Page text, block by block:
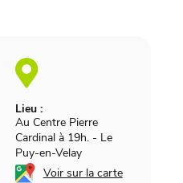
Lieu :
Au Centre Pierre
Cardinal à 19h. - Le
Puy-en-Velay
Voir sur la carte